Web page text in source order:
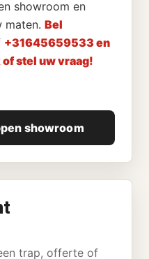
showroom en
maten. Bel
+31645659533 en
stel uw vraag!
showroom
trap, offerte of